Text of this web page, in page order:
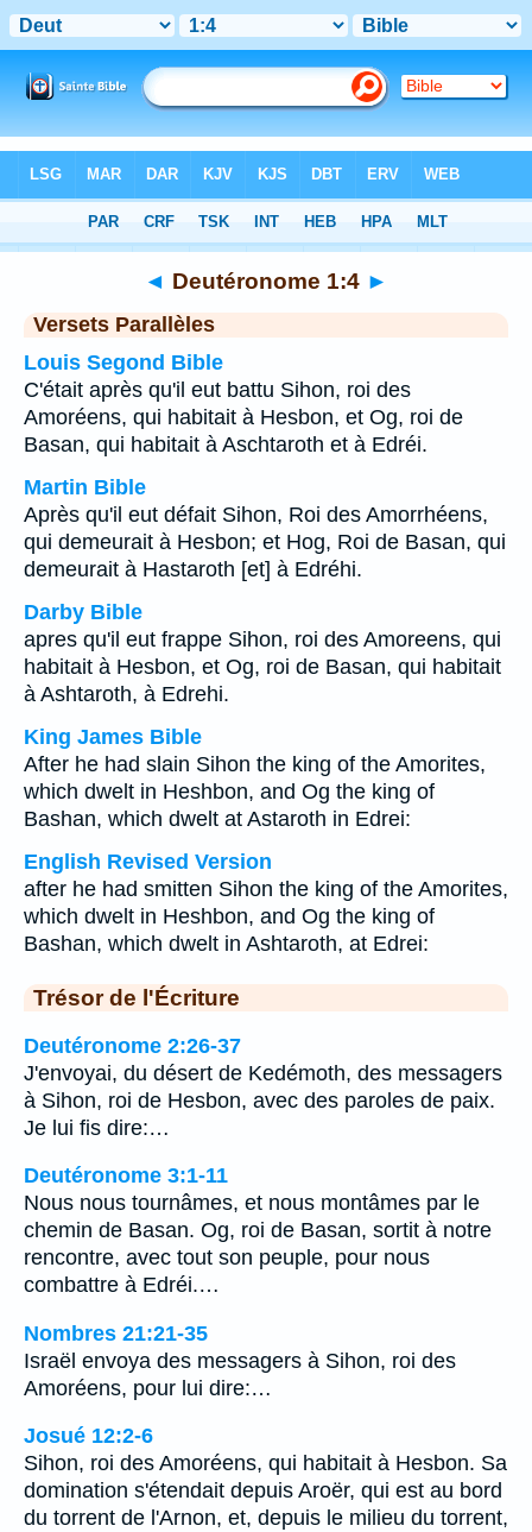
>Chapitre 1 > Verset 4
◄ Deutéronome 1:4 ►
Versets Parallèles
Louis Segond Bible
C'était après qu'il eut battu Sihon, roi des
Amoréens, qui habitait à Hesbon, et Og, roi de
Basan, qui habitait à Aschtaroth et à Edréi.
Martin Bible
Après qu'il eut défait Sihon, Roi des Amorrhéens,
qui demeurait à Hesbon; et Hog, Roi de Basan, qui
demeurait à Hastaroth [et] à Edréhi.
Darby Bible
apres qu'il eut frappe Sihon, roi des Amoreens, qui
habitait à Hesbon, et Og, roi de Basan, qui habitait
à Ashtaroth, à Edrehi.
King James Bible
After he had slain Sihon the king of the Amorites,
which dwelt in Heshbon, and Og the king of
Bashan, which dwelt at Astaroth in Edrei:
English Revised Version
after he had smitten Sihon the king of the Amorites,
which dwelt in Heshbon, and Og the king of
Bashan, which dwelt in Ashtaroth, at Edrei:
Trésor de l'Écriture
Deutéronome 2:26-37
J'envoyai, du désert de Kedémoth, des messagers
à Sihon, roi de Hesbon, avec des paroles de paix.
Je lui fis dire:…
Deutéronome 3:1-11
Nous nous tournâmes, et nous montâmes par le
chemin de Basan. Og, roi de Basan, sortit à notre
rencontre, avec tout son peuple, pour nous
combattre à Edréi.…
Nombres 21:21-35
Israël envoya des messagers à Sihon, roi des
Amoréens, pour lui dire:…
Josué 12:2-6
Sihon, roi des Amoréens, qui habitait à Hesbon. Sa
domination s'étendait depuis Aroër, qui est au bord
du torrent de l'Arnon, et, depuis le milieu du torrent,